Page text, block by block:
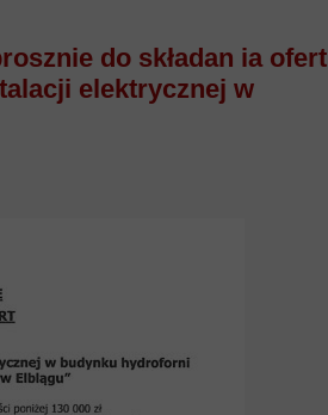
do składan ia ofert
elektrycznej w